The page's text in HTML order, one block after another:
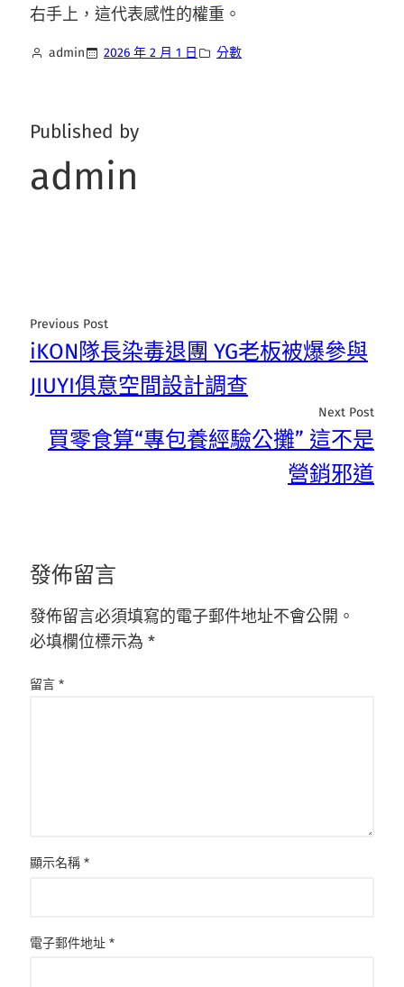
右手上，這代表感性的權重。
admin 2026 年 2 月 1 日 分數
Published by
admin
Previous Post
iKON隊長染毒退團 YG老板被爆參與
JIUYI俱意空間設計調查
Next Post
買零食算“專包養經驗公攤” 這不是
營銷邪道
發佈留言
發佈留言必須填寫的電子郵件地址不會公開。
必填欄位標示為 *
留言 *
顯示名稱 *
電子郵件地址 *